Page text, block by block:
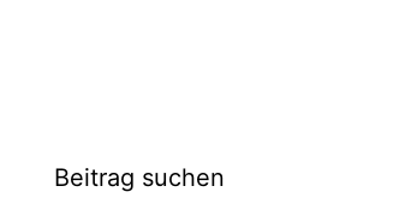
Beitrag suchen